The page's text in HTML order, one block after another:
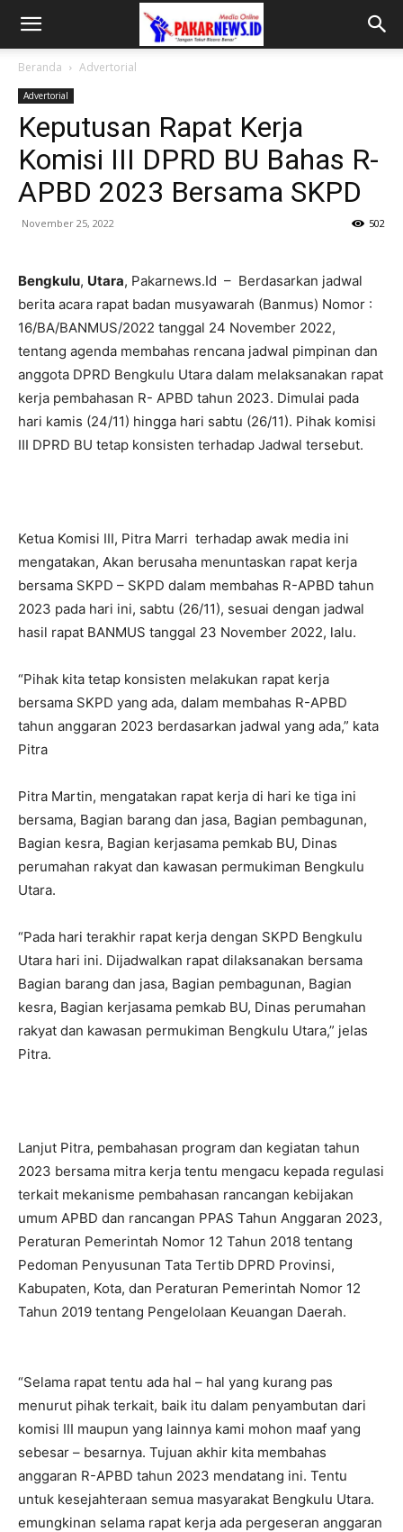
Beranda Advertorial
Advertorial
Keputusan Rapat Kerja
Komisi III DPRD BU Bahas R-
APBD 2023 Bersama SKPD
November 25, 2022 502
Bengkulu, Utara, Pakarnews.Id – Berdasarkan jadwal
berita acara rapat badan musyawarah (Banmus) Nomor :
16/BA/BANMUS/2022 tanggal 24 November 2022,
tentang agenda membahas rencana jadwal pimpinan dan
anggota DPRD Bengkulu Utara dalam melaksanakan rapat
kerja pembahasan R- APBD tahun 2023. Dimulai pada
hari kamis (24/11) hingga hari sabtu (26/11). Pihak komisi
III DPRD BU tetap konsisten terhadap Jadwal tersebut.
Ketua Komisi III, Pitra Marri terhadap awak media ini
mengatakan, Akan berusaha menuntaskan rapat kerja
bersama SKPD – SKPD dalam membahas R-APBD tahun
2023 pada hari ini, sabtu (26/11), sesuai dengan jadwal
hasil rapat BANMUS tanggal 23 November 2022, lalu.
“Pihak kita tetap konsisten melakukan rapat kerja
bersama SKPD yang ada, dalam membahas R-APBD
tahun anggaran 2023 berdasarkan jadwal yang ada,” kata
Pitra
Pitra Martin, mengatakan rapat kerja di hari ke tiga ini
bersama, Bagian barang dan jasa, Bagian pembagunan,
Bagian kesra, Bagian kerjasama pemkab BU, Dinas
perumahan rakyat dan kawasan permukiman Bengkulu
Utara.
“Pada hari terakhir rapat kerja dengan SKPD Bengkulu
Utara hari ini. Dijadwalkan rapat dilaksanakan bersama
Bagian barang dan jasa, Bagian pembagunan, Bagian
kesra, Bagian kerjasama pemkab BU, Dinas perumahan
rakyat dan kawasan permukiman Bengkulu Utara,” jelas
Pitra.
Lanjut Pitra, pembahasan program dan kegiatan tahun
2023 bersama mitra kerja tentu mengacu kepada regulasi
terkait mekanisme pembahasan rancangan kebijakan
umum APBD dan rancangan PPAS Tahun Anggaran 2023,
Peraturan Pemerintah Nomor 12 Tahun 2018 tentang
Pedoman Penyusunan Tata Tertib DPRD Provinsi,
Kabupaten, Kota, dan Peraturan Pemerintah Nomor 12
Tahun 2019 tentang Pengelolaan Keuangan Daerah.
“Selama rapat tentu ada hal – hal yang kurang pas
menurut pihak terkait, baik itu dalam penyambutan dari
komisi III maupun yang lainnya kami mohon maaf yang
sebesar – besarnya. Tujuan akhir kita membahas
anggaran R-APBD tahun 2023 mendatang ini. Tentu
untuk kesejahteraan semua masyarakat Bengkulu Utara.
emungkinan selama rapat kerja ada pergeseran anggaran